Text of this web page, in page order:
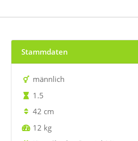
Stammdaten
männlich
1.5
42 cm
12 kg